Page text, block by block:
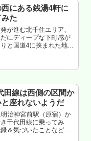
にある銭湯4軒に
た
が進む北千住エリア。
にディープな下町感が
と国道4に挟まれた地
グは104しかない
田線は西側の区間か
座れないようだ
治神宮前駅（原宿）か
千代田線に乗ってみ
＆気づいたことなどを